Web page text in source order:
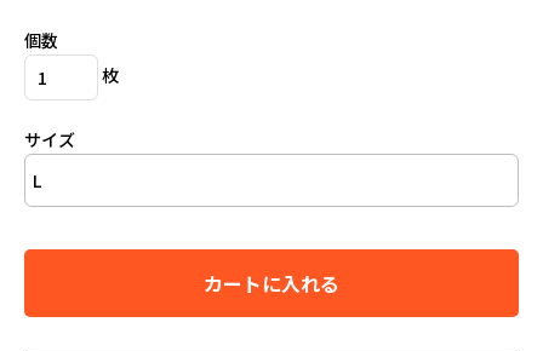
個数
枚
サイズ
カートに入れる